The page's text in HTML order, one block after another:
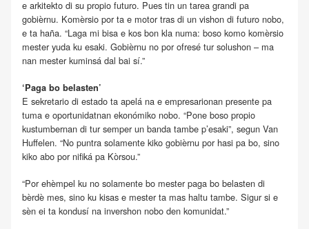
e arkitekto di su propio futuro. Pues tin un tarea grandi pa
gobièrnu. Komèrsio por ta e motor tras di un vishon di futuro nobo,
e ta haña. “Laga mi bisa e kos bon kla numa: boso komo komèrsio
mester yuda ku esaki. Gobièrnu no por ofresé tur solushon – ma
nan mester kuminsá dal bai sí.”
‘Paga bo belasten’
E sekretario di estado ta apelá na e empresarionan presente pa
tuma e oportunidatnan ekonómiko nobo. “Pone boso propio
kustumbernan di tur semper un banda tambe p’esaki”, segun Van
Huffelen. “No puntra solamente kiko gobièrnu por hasi pa bo, sino
kiko abo por nifiká pa Kòrsou.”
“Por ehèmpel ku no solamente bo mester paga bo belasten di
bèrdè mes, sino ku kisas e mester ta mas haltu tambe. Sigur si e
sèn ei ta kondusí na invershon nobo den komunidat.”